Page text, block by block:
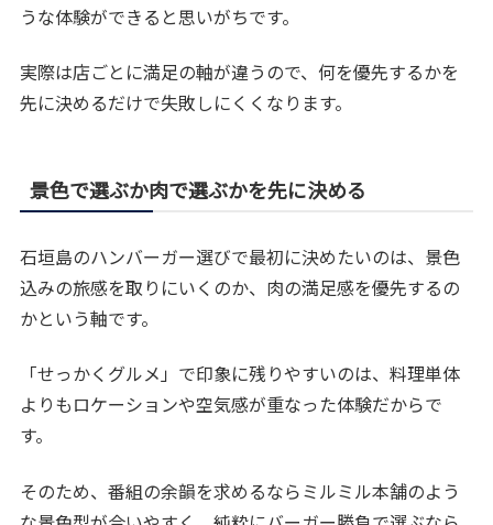
うな体験ができると思いがちです。
実際は店ごとに満足の軸が違うので、何を優先するかを
先に決めるだけで失敗しにくくなります。
景色で選ぶか肉で選ぶかを先に決める
石垣島のハンバーガー選びで最初に決めたいのは、景色
込みの旅感を取りにいくのか、肉の満足感を優先するの
かという軸です。
「せっかくグルメ」で印象に残りやすいのは、料理単体
よりもロケーションや空気感が重なった体験だからで
す。
そのため、番組の余韻を求めるならミルミル本舗のよう